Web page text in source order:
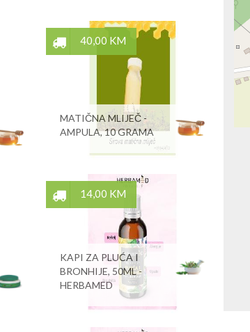
40,00 KM
MATIČNA MLIJEČ -
AMPULA, 10 GRAMA
14,00 KM
KAPI ZA PLUĆA I
BRONHIJE, 50ML -
HERBAMED